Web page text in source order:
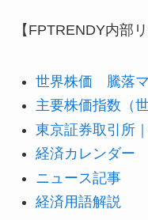
【FPTRENDY内部リ
世界株価 騰落
主要株価指数（
東京証券取引所
経済カレンダー
ニュース記事
経済用語解説